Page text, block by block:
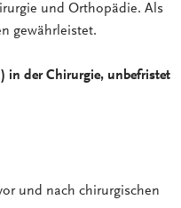
und Orthopädie. Als
gewährleistet.
in der Chirurgie, unbefristet
und nach chirurgischen